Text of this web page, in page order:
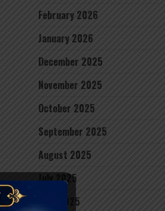
February 2026
January 2026
December 2025
November 2025
October 2025
September 2025
August 2025
July 2025
June 2025